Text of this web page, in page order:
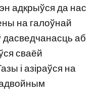
адкрыўся да нас
на галоўнай
дасведчанасць аб
сваёй
і азіраўся на